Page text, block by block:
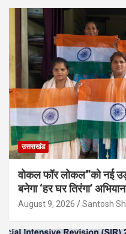
उत्तराखंड
वोकल फॉर लोकल'”को नई
बनेगा ‘हर घर तिरंगा’
August 9, 2026 Santosh